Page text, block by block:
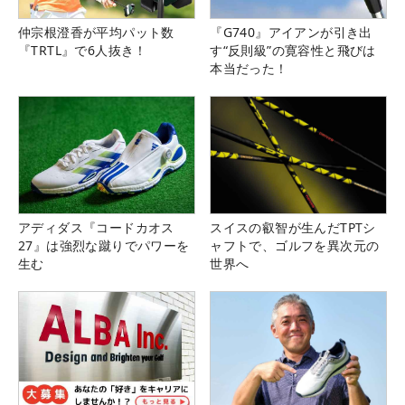
仲宗根澄香が平均パット数
『TRTL』で6人抜き！
『G740』アイアンが引き出
す“反則級”の寛容性と飛びは
本当だった！
アディダス『コードカオス
27』は強烈な蹴りでパワーを
生む
スイスの叡智が生んだTPTシ
ャフトで、ゴルフを異次元の
世界へ